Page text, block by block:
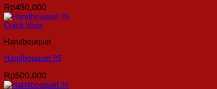
Rp450,000
Quick View
Handbouquet
Handbouquet 35
Rp500,000